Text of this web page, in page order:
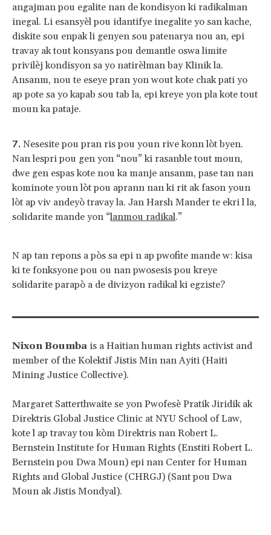
angajman pou egalite nan de kondisyon ki radikalman
inegal. Li esansyèl pou idantifye inegalite yo san kache,
diskite sou enpak li genyen sou patenarya nou an, epi
travay ak tout konsyans pou demantle oswa limite
privilèj kondisyon sa yo natirèlman bay Klinik la.
Ansanm, nou te eseye pran yon wout kote chak pati yo
ap pote sa yo kapab sou tab la, epi kreye yon pla kote tout
moun ka pataje.
Nesesite pou pran ris pou youn rive konn lòt byen.
Nan lespri pou gen yon “nou” ki rasanble tout moun,
dwe gen espas kote nou ka manje ansanm, pase tan nan
kominote youn lòt pou aprann nan ki rit ak fason youn
lòt ap viv andeyò travay la. Jan Harsh Mander te ekri l la,
solidarite mande yon “lanmou radikal.”
N ap tan repons a pòs sa epi n ap pwofite mande w: kisa
ki te fonksyone pou ou nan pwosesis pou kreye
solidarite parapò a de divizyon radikal ki egziste?
Nixon Boumba is a Haitian human rights activist and
member of the Kolektif Jistis Min nan Ayiti (Haiti
Mining Justice Collective).
Margaret Satterthwaite se yon Pwofesè Pratik Jiridik ak
Direktris Global Justice Clinic at NYU School of Law,
kote l ap travay tou kòm Direktris nan Robert L.
Bernstein Institute for Human Rights (Enstiti Robert L.
Bernstein pou Dwa Moun) epi nan Center for Human
Rights and Global Justice (CHRGJ) (Sant pou Dwa
Moun ak Jistis Mondyal).